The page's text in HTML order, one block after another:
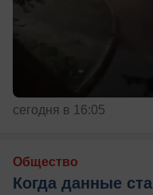
сегодня в 16:05
Общество
Когда данные